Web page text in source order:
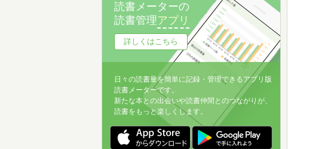
読書メーターの
読書管理アプリ
詳しくはこちら
日々の読書量を簡単に記録・管理できるアプリ版
読書メーターです。
新たな本との出会いや読書仲間とのつながりが、
読書をもっと楽しくします。